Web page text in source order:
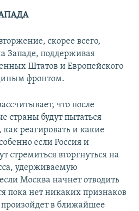
скорее всего,
Западе, поддерживая
Штатов и Европейского
фронтом.
что после
страны будут пытаться
как реагировать и какие
если Россия и
стремиться вторгнуться на
удерживаемую
Москва начнет отводить
пока нет никаких признаков
произойдет в ближайшее